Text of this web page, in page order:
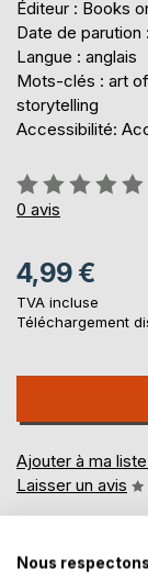
Éditeur : Books
Date de parution
Langue : anglais
Mots-clés : art
storytelling
Accessibilité:
Évaluation:
0%
0 avis
4,99 €
TVA incluse
Téléchargement
Ajouter à ma
Laisser un avis
Nous